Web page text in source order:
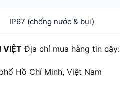
IP67 (chống nước & bụi)
VIỆT Địa chỉ mua hàng tin cậy:
Hồ Chí Minh, Việt Nam